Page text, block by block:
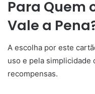
Para Quem
Vale a
A escolha por este
uso e pela simplicidade
recompensas.